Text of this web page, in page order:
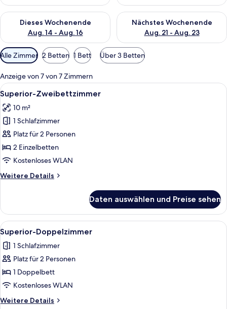
Dieses Wochenende
Aug. 14 - Aug. 16
Überprüfe die Verfügbarkeit für dieses Wochenende, Aug. 14
Nächstes Wochenende
Aug. 21 - Aug. 23
Überprüfe die Verfügbarkeit
Verfügbare
Filter
für
Zimmer
Alle Zimmer 2 Betten 1 Bett Über 3 Betten
Anzeige von 7 von 7 Zimmern
Alle
Fotos
für
Superior-
Zweibettzimmer
anzeigen
Ein Hotelzimmer mit zwei Betten,
28
Superior-Zweibettzimmer
10 m²
1 Schlafzimmer
Platz für 2 Personen
2 Einzelbetten
Kostenloses WLAN
Weitere Details
Weitere
Zweibettzimmer
Daten auswählen und Preise sehen
Alle
Fotos
für
Superior-
Doppelzimmer
anzeigen
Ein modernes Hotelzimmer mit Bett,
29
Superior-Doppelzimmer
1 Schlafzimmer
Platz für 2 Personen
1 Doppelbett
Kostenloses WLAN
Weitere Details
Weitere